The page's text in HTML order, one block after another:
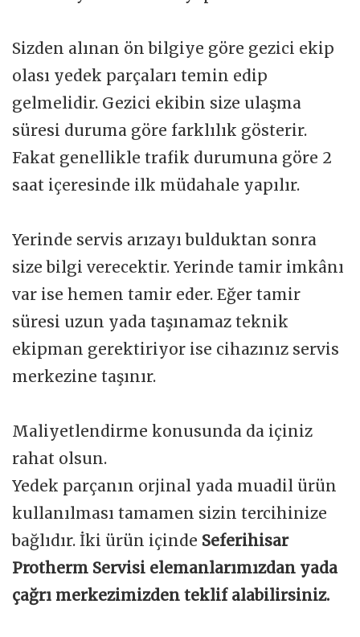
Sizden alınan ön bilgiye göre gezici ekip
olası yedek parçaları temin edip
gelmelidir. Gezici ekibin size ulaşma
süresi duruma göre farklılık gösterir.
Fakat genellikle trafik durumuna göre 2
saat içeresinde ilk müdahale yapılır.
Yerinde servis arızayı bulduktan sonra
size bilgi verecektir. Yerinde tamir imkânı
var ise hemen tamir eder. Eğer tamir
süresi uzun yada taşınamaz teknik
ekipman gerektiriyor ise cihazınız servis
merkezine taşınır.
Maliyetlendirme konusunda da içiniz
rahat olsun.
Yedek parçanın orjinal yada muadil ürün
kullanılması tamamen sizin tercihinize
bağlıdır. İki ürün içinde Seferihisar
Protherm Servisi elemanlarımızdan yada
çağrı merkezimizden teklif alabilirsiniz.